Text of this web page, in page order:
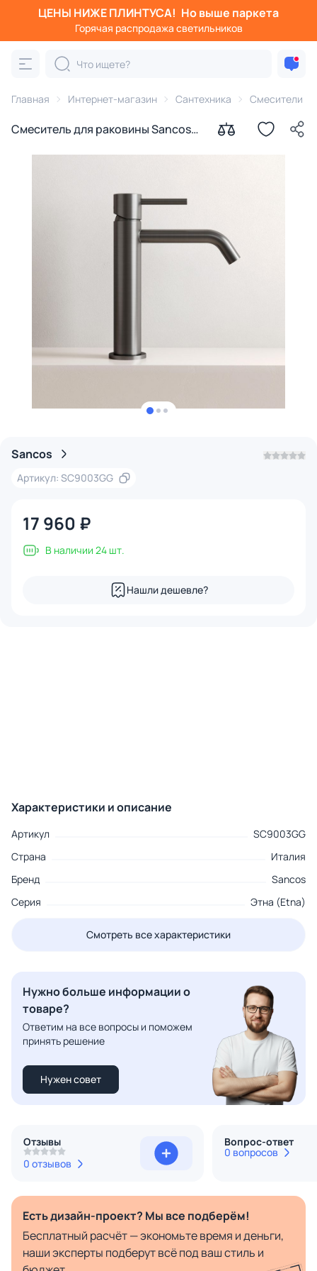
ЦЕНЫ НИЖЕ ПЛИНТУСА! Но выше паркета
Горячая распродажа светильников
Главная Интернет-магазин Сантехника Смесители
Смеситель для раковины Sancos
Sancos
Артикул: SC9003GG
17 960 ₽
В наличии 24 шт.
Нашли дешевле?
Характеристики и описание
Артикул
SC9003GG
Страна
Италия
Бренд
Sancos
Серия
Этна (Etna)
Смотреть все характеристики
Нужно больше информации о
товаре?
Ответим на все вопросы и поможем
принять решение
Нужен совет
Отзывы
0 отзывов
Вопрос-ответ
0 вопросов
Есть дизайн-проект? Мы все подберём!
Бесплатный расчёт — экономьте время и деньги,
наши эксперты подберут всё под ваш стиль и